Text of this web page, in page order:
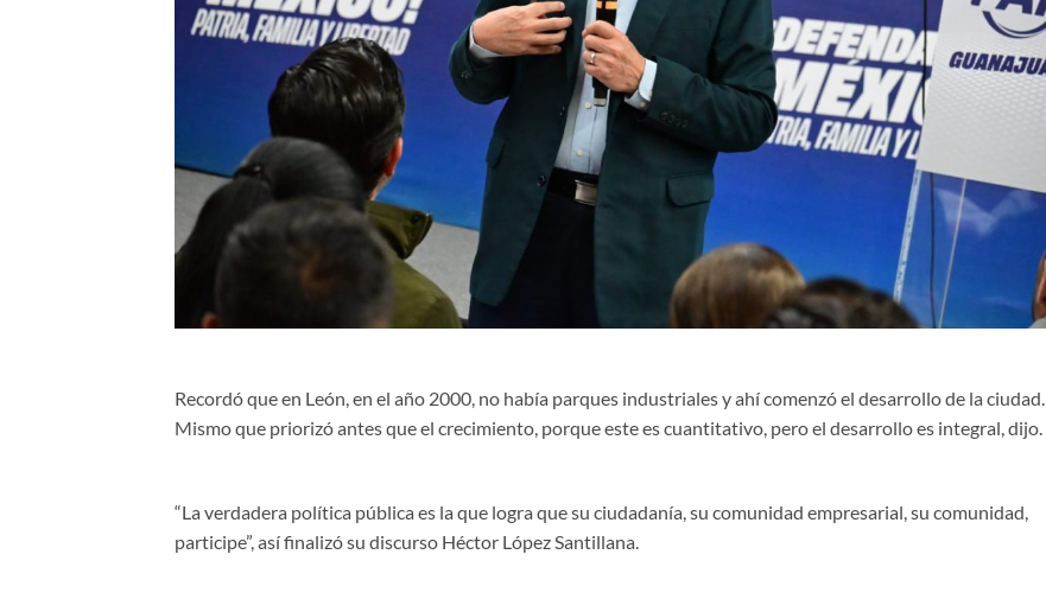
Recordó que en León, en el año 2000, no había parques industriales y ahí comenzó el desarrollo de la ciudad.
Mismo que priorizó antes que el crecimiento, porque este es cuantitativo, pero el desarrollo es integral, dijo.
“La verdadera política pública es la que logra que su ciudadanía, su comunidad empresarial, su comunidad,
participe”, así finalizó su discurso Héctor López Santillana.